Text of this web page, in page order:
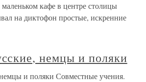
кафе в центре столицы
на диктофон простые, искренние
немцы и поляки
и поляки Совместные учения.